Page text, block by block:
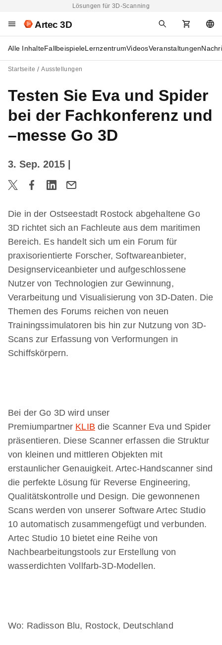
Lösungen für 3D-Scanning
Artec 3D
Alle InhalteFallbeispieleLernzentrumVideosVeranstaltungen
Startseite Ausstellungen
Testen Sie Eva und Spider
bei der Fachkonferenz und
–messe Go 3D
3. Sep. 2015
Die in der Ostseestadt Rostock abgehaltene Go
3D richtet sich an Fachleute aus dem maritimen
Bereich. Es handelt sich um ein Forum für
praxisorientierte Forscher, Softwareanbieter,
Designserviceanbieter und aufgeschlossene
Nutzer von Technologien zur Gewinnung,
Verarbeitung und Visualisierung von 3D-Daten. Die
Themen des Forums reichen von neuen
Trainingssimulatoren bis hin zur Nutzung von 3D-
Scans zur Erfassung von Verformungen in
Schiffskörpern.
Bei der Go 3D wird unser
Premiumpartner KLIB die Scanner Eva und Spider
präsentieren. Diese Scanner erfassen die Struktur
von kleinen und mittleren Objekten mit
erstaunlicher Genauigkeit. Artec-Handscanner sind
die perfekte Lösung für Reverse Engineering,
Qualitätskontrolle und Design. Die gewonnenen
Scans werden von unserer Software Artec Studio
10 automatisch zusammengefügt und verbunden.
Artec Studio 10 bietet eine Reihe von
Nachbearbeitungstools zur Erstellung von
wasserdichten Vollfarb-3D-Modellen.
Wo: Radisson Blu, Rostock, Deutschland